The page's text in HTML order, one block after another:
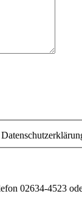
02634-4523